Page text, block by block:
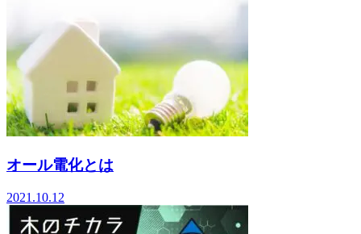
オール電化とは
2021.10.12